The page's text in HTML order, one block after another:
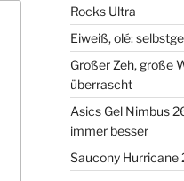
Rocks Ultra
Eiweiß, olé:
Großer Zeh, große
überrascht
Asics Gel Nimbus
immer besser
Saucony Hurricane